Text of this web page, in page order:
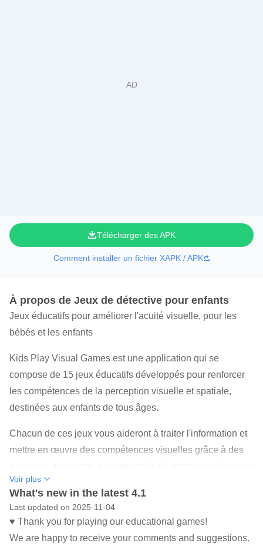
Télécharger des APK
Comment installer un fichier XAPK / APK
À propos de Jeux de détective pour enfants
Jeux éducatifs pour améliorer l'acuité visuelle, pour les
bébés et les enfants
Kids Play Visual Games est une application qui se
compose de 15 jeux éducatifs développés pour renforcer
les compétences de la perception visuelle et spatiale,
destinées aux enfants de tous âges.
Chacun de ces jeux vous aideront à traiter l'information et
mettre en œuvre des compétences visuelles grâce à des
ses amis, les animaux, qui complimenteront et
encourageront les enfants à chaque fois qu'ils résolvent le
jeu.
JEUX PÉDAGOGIQUES D’ACUITÉ VISUELLE
Voir plus
What's new in the latest 4.1
Last updated on 2025-11-04
♥ Thank you for playing our educational games!
We are happy to receive your comments and suggestions.